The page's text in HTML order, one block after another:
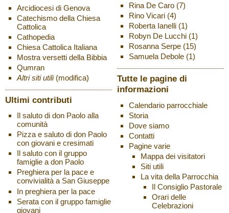
Arcidiocesi di Genova
Catechismo della Chiesa
Cattolica
Cathopedia
Chiesa Cattolica Italiana
Mostra versetti della Bibbia
Qumran
Altri siti utili (modifica)
Ultimi contributi
Il saluto di don Paolo alla
comunità
Pizza e saluto di don Paolo
con giovani e cresimati
Il saluto con il gruppo
famiglie a don Paolo
Preghiera per la pace e
convivialità a San Giuseppe
In preghiera per la pace
Serata con il gruppo famiglie
giovani
Rina De Caro(7)
Rino Vicari(4)
Roberta Ianelli(1)
Robyn De Lucchi(1)
Rosanna Serpe(15)
Samuela Debole(1)
Tutte le pagine di
informazioni
Calendario parrocchiale
Storia
Dove siamo
Contatti
Pagine varie
Mappa dei visitatori
Siti utili
La vita della Parrocchia
Il Consiglio Pastorale
Orari delle
Celebrazioni